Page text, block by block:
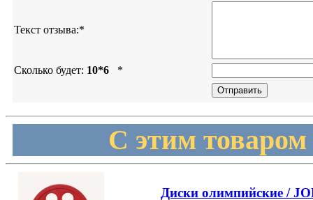
Текст отзыва:*
Сколько будет: 10*6 *
С этим
Диски олимпийские /